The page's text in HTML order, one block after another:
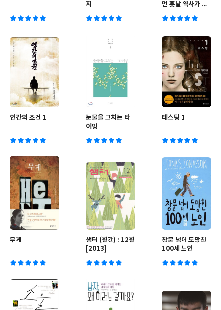
지
먼 훗날 역사가 된
인간의 조건 1
눈물을 그치는 타
이밍
테스팅 1
무게
샘터 (월간) : 12월
[2013]
창문 넘어 도망친
100세 노인